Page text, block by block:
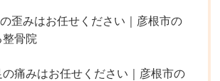
歪みはお任せください｜彦根市の
骨院
痛みはお任せください｜彦根市の